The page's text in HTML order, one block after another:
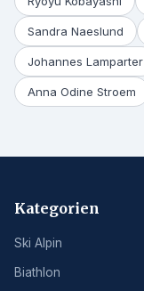
Sandra Naeslund
Johannes Lamparter
Anna Odine Stroem
Kategorien
Ski Alpin
Biathlon